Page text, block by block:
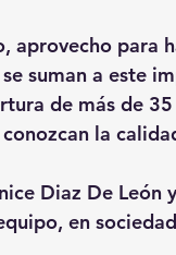
aprovecho para
suman a este
de más de
la
Diaz De
en